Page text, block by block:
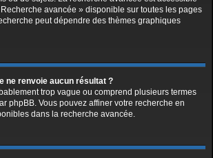
avancée » disponible sur toutes les pages
peut dépendre des thèmes graphiques
ne renvoie aucun résultat ?
trop vague ou comprend plusieurs termes
phpBB. Vous pouvez affiner votre recherche en
dans la recherche avancée.